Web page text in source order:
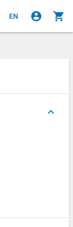
EN account_circle shopping_cart
keyboard_arrow_up